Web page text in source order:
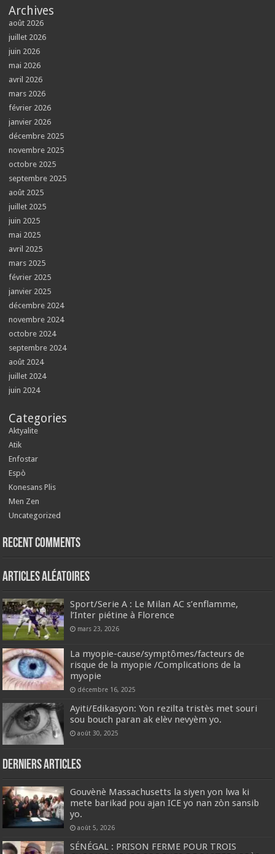
Archives
août 2026
juillet 2026
juin 2026
mai 2026
avril 2026
mars 2026
février 2026
janvier 2026
décembre 2025
novembre 2025
octobre 2025
septembre 2025
août 2025
juillet 2025
juin 2025
mai 2025
avril 2025
mars 2025
février 2025
janvier 2025
décembre 2024
novembre 2024
octobre 2024
septembre 2024
août 2024
juillet 2024
juin 2024
Categories
Aktyalite
Atik
Enfostar
Espò
Konesans Plis
Men Zen
Uncategorized
Recent Comments
Articles aléatoires
Sport/Serie A : Le Milan AC s’enflamme,
l’Inter piétine à Florence
mars 23, 2026
La myopie-cause/symptômes/facteurs de
risque de la myopie /Complications de la
myopie
décembre 16, 2025
Ayiti/Edikasyon: Yon rezilta tristès met souri
sou bouch paran ak elèv nevyèm yo.
août 30, 2025
Derniers articles
Gouvènè Massachusetts la siyen yon lwa ki
mete barikad pou ajan ICE yo nan zòn sansib
yo.
août 5, 2026
SÉNÉGAL : PRISON FERME POUR TROIS